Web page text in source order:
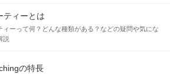
一緒に楽しめる趣味がある』
ティーとは
ィーって何？どんな種類がある？などの疑問や気にな
説
の特長